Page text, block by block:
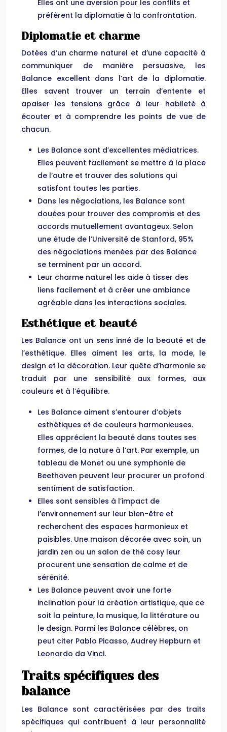
Elles ont une aversion pour les conflits et
préfèrent la diplomatie à la confrontation.
Diplomatie et charme
Dotées d’un charme naturel et d’une capacité à
communiquer de manière persuasive, les
Balance excellent dans l’art de la diplomatie.
Elles savent trouver un terrain d’entente et
apaiser les tensions grâce à leur habileté à
écouter et à comprendre les points de vue de
chacun.
Les Balance sont d’excellentes médiatrices.
Elles peuvent facilement se mettre à la place
de l’autre et trouver des solutions qui
satisfont toutes les parties.
Dans les négociations, les Balance sont
douées pour trouver des compromis et des
accords mutuellement avantageux. Selon
une étude de l’Université de Stanford, 95%
des négociations menées par des Balance
se terminent par un accord.
Leur charme naturel les aide à tisser des
liens facilement et à créer une ambiance
agréable dans les interactions sociales.
Esthétique et beauté
Les Balance ont un sens inné de la beauté et de
l’esthétique. Elles aiment les arts, la mode, le
design et la décoration. Leur quête d’harmonie se
traduit par une sensibilité aux formes, aux
couleurs et à l’équilibre.
Les Balance aiment s’entourer d’objets
esthétiques et de couleurs harmonieuses.
Elles apprécient la beauté dans toutes ses
formes, de la nature à l’art. Par exemple, un
tableau de Monet ou une symphonie de
Beethoven peuvent leur procurer un profond
sentiment de satisfaction.
Elles sont sensibles à l’impact de
l’environnement sur leur bien-être et
recherchent des espaces harmonieux et
paisibles. Une maison décorée avec soin, un
jardin zen ou un salon de thé cosy leur
procurent une sensation de calme et de
sérénité.
Les Balance peuvent avoir une forte
inclination pour la création artistique, que ce
soit la peinture, la musique, la littérature ou
le design. Parmi les Balance célèbres, on
peut citer Pablo Picasso, Audrey Hepburn et
Leonardo da Vinci.
Traits spécifiques des
balance
Les Balance sont caractérisées par des traits
spécifiques qui contribuent à leur personnalité